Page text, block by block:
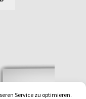
Service zu optimieren.